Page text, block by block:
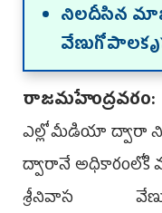
నిలదీసిన
ఎల్లో మీడియా ద్వారా
ద్వారానే
శ్రీనివాస